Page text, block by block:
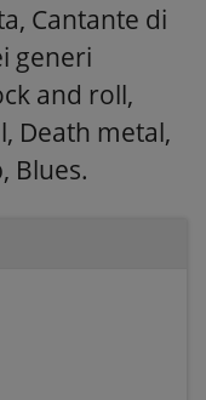
Cantante di
generi
and roll,
Death metal,
Blues.